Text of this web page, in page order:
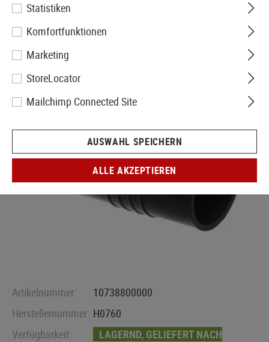
Diamond Hop Up Rubber 60°
for AEG
Artikelnummer:
10738800000
Herstellernummer: H0760
Verfügbarkeit:
LAGERND, GELIEFERT NACH
Statistiken
Komfortfunktionen
Marketing
StoreLocator
Mailchimp Connected Site
AUSWAHL SPEICHERN
ALLE AKZEPTIEREN